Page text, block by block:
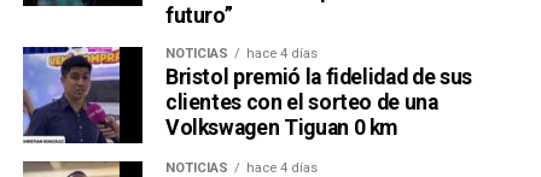
futuro”
NOTICIAS hace 4 días
Bristol premió la fidelidad de sus
clientes con el sorteo de una
Volkswagen Tiguan 0 km
NOTICIAS hace 4 días